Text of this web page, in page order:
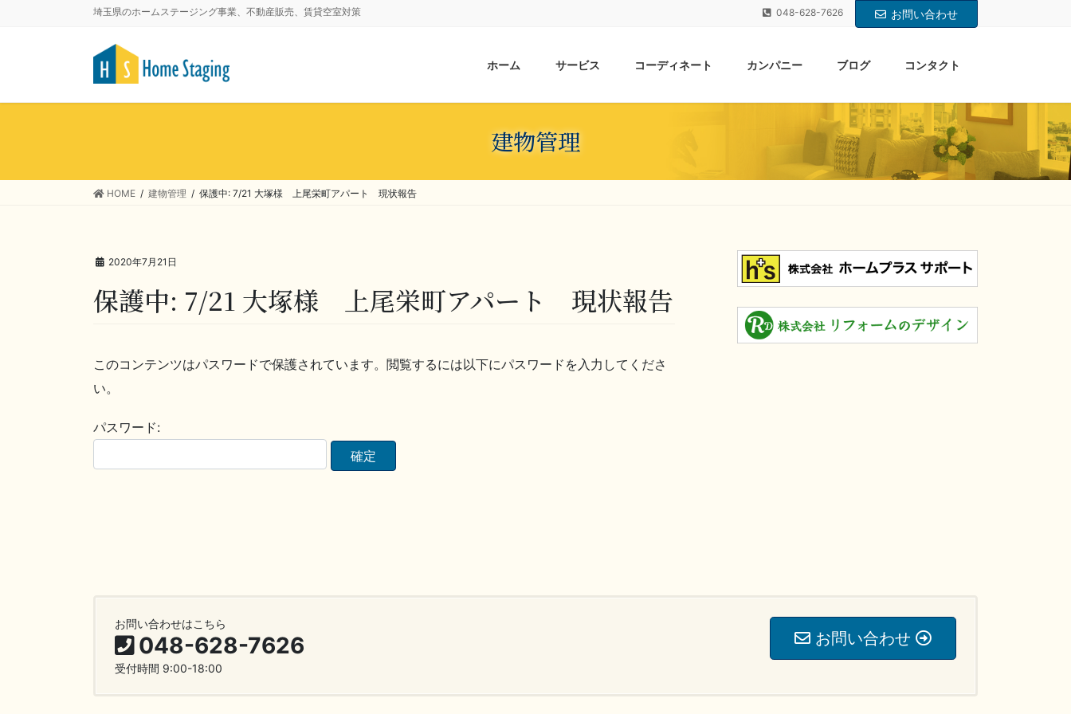
埼玉県のホームステージング事業、不動産販売、賃貸空室対策 048-628-7626 お問い合わせ
ホーム サービス コーディネート カンパニー ブログ コンタクト
建物管理
HOME 建物管理 保護中: 7/21 大塚様 上尾栄町アパート 現状報告
2020年7月21日
保護中: 7/21 大塚様 上尾栄町アパート 現状報告
このコンテンツはパスワードで保護されています。閲覧するには以下にパスワードを入力してくださ
い。
パスワード:
お問い合わせはこちら
048-628-7626
受付時間 9:00-18:00
お問い合わせ